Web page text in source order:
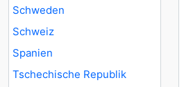
Schweden
Schweiz
Spanien
Tschechische Republik